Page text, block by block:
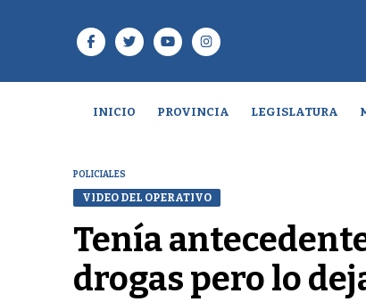
INICIO PROVINCIA LEGISLATURA
POLICIALES
VIDEO DEL OPERATIVO
Tenía
drogas pero lo